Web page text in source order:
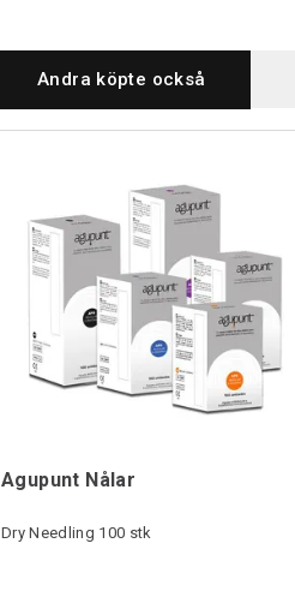
Andra köpte också
Agupunt Nålar
Dry Needling 100 stk